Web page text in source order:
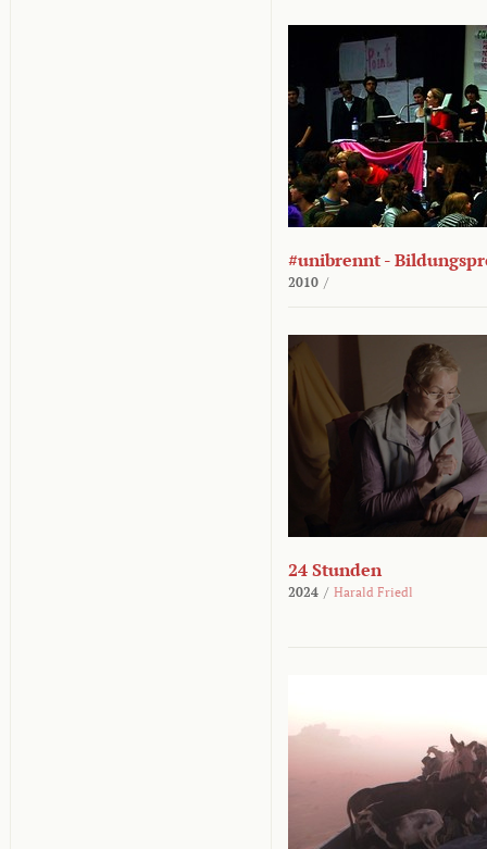
#unibrennt -
2010 /
24 Stunden
2024 / Harald Friedl